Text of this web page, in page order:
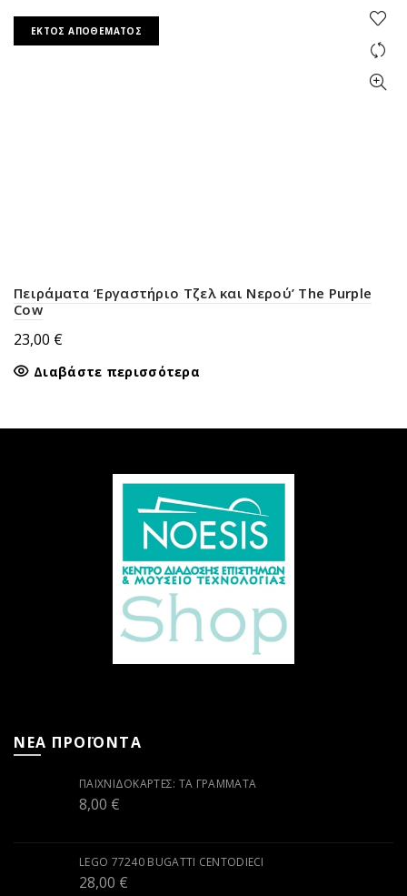
ΕΚΤΌΣ ΑΠΟΘΈΜΑΤΟΣ
Πειράματα ‘Εργαστήριο Τζελ και Νερού’ The Purple
Cow
23,00 €
Διαβάστε περισσότερα
ΝΕΑ ΠΡΟΪΟΝΤΑ
ΠΑΙΧΝΙΔΟΚΆΡΤΕΣ: ΤΑ ΓΡΆΜΜΑΤΑ
8,00 €
LEGO 77240 BUGATTI CENTODIECI
28,00 €